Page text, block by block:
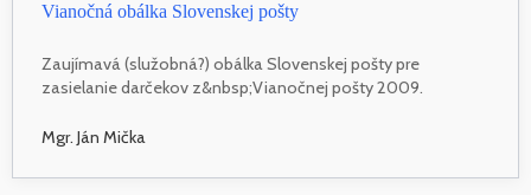
Vianočná obálka Slovenskej pošty
Zaujímavá (služobná?) obálka Slovenskej pošty pre
zasielanie darčekov z&nbsp;Vianočnej pošty 2009.
Mgr. Ján Mička